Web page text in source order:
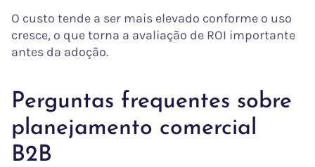
O custo tende a ser mais elevado conforme o uso
cresce, o que torna a avaliação de ROI importante
antes da adoção.
Perguntas frequentes sobre
planejamento comercial
B2B